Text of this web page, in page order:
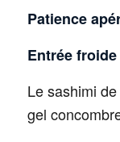
Patience
Entrée froide
Le sashimi
gel